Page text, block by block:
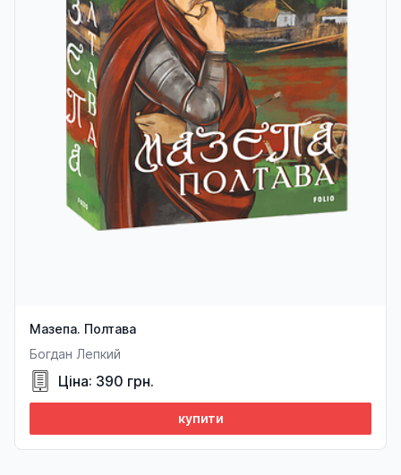
Мазепа. Полтава
Богдан Лепкий
Ціна: 390 грн.
купити